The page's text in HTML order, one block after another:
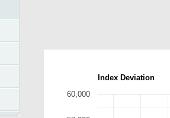
Index Deviation
60,000